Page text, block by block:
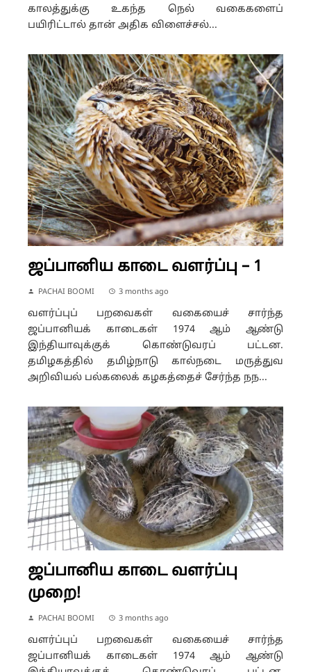
காலத்துக்கு உகந்த நெல் வகைகளைப்
பயிரிட்டால் தான் அதிக விளைச்சல்...
ஜப்பானிய காடை வளர்ப்பு – 1
PACHAI BOOMI 3 months ago
வளர்ப்புப் பறவைகள் வகையைச் சார்ந்த
ஜப்பானியக் காடைகள் 1974 ஆம் ஆண்டு
இந்தியாவுக்குக் கொண்டுவரப் பட்டன.
தமிழகத்தில் தமிழ்நாடு கால்நடை மருத்துவ
அறிவியல் பல்கலைக் கழகத்தைச் சேர்ந்த நந...
ஜப்பானிய காடை வளர்ப்பு
முறை!
PACHAI BOOMI 3 months ago
வளர்ப்புப் பறவைகள் வகையைச் சார்ந்த
ஜப்பானியக் காடைகள் 1974 ஆம் ஆண்டு